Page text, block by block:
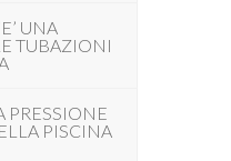
UNA
TUBAZIONI
PRESSIONE
PISCINA